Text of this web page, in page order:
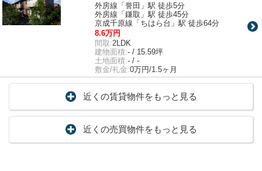
外房線「誉田」駅 徒歩5分
外房線「鎌取」駅 徒歩45分
京成千原線「ちはら台」駅 徒歩64分
8.6万円
間取:2LDK
建物面積:- / 15.59坪
土地面積:- / -
敷金/礼金:0万円/1.5ヶ月
近くの賃貸物件をもっと見る
近くの売買物件をもっと見る